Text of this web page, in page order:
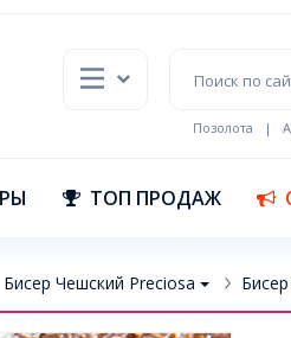
Позолота |
ТОП ПРОДАЖ
Бисер Чешский Preciosa